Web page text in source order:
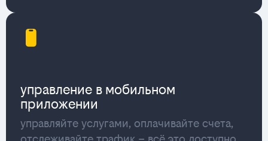
управление в мобильном
приложении
управляйте услугами, оплачивайте счета,